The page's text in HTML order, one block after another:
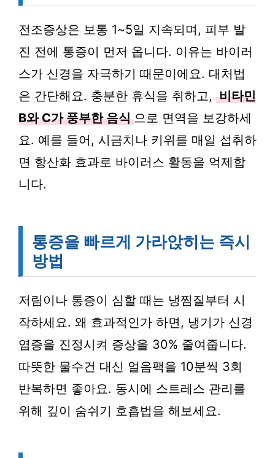
전조증상은 보통 1~5일 지속되며, 피부 발
진 전에 통증이 먼저 옵니다. 이유는 바이러
스가 신경을 자극하기 때문이에요. 대처법
은 간단해요. 충분한 휴식을 취하고, 비타민
B와 C가 풍부한 음식 으로 면역을 보강하세
요. 예를 들어, 시금치나 키위를 매일 섭취하
면 항산화 효과로 바이러스 활동을 억제합
니다.
통증을 빠르게 가라앉히는 즉시
방법
저림이나 통증이 심할 때는 냉찜질부터 시
작하세요. 왜 효과적인가 하면, 냉기가 신경
염증을 진정시켜 증상을 30% 줄여줍니다.
따뜻한 물수건 대신 얼음팩을 10분씩 3회
반복하면 좋아요. 동시에 스트레스 관리를
위해 깊이 숨쉬기 호흡법을 해보세요.